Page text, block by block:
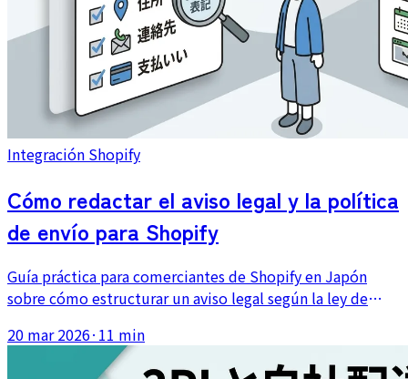
Integración Shopify
Cómo redactar el aviso legal y la política
de envío para Shopify
Guía práctica para comerciantes de Shopify en Japón
sobre cómo estructurar un aviso legal según la ley de
política de envío clara que reduzca la confusión.
20 mar 2026· 11 min